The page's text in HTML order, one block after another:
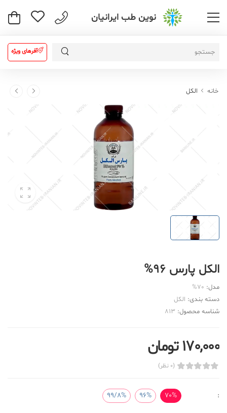
نوین طب ایرانیان
آفرهای ویژه
خانه الکل
الکل پارس 96%
مدل: 70%
دسته بندی: الکل
شناسه محصول: 813
170,000 تومان
(0 نظر)
:
70%
96%
99/8%